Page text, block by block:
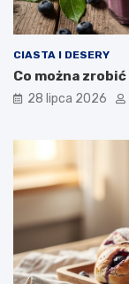
CIASTA I DESERY
Co można
28 lipca 2026